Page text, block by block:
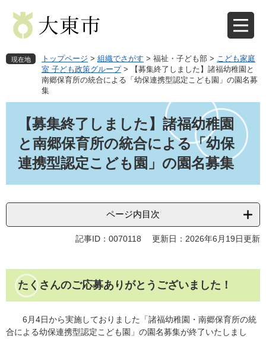
先
を 現在地 トップページ > 組織でさがす > 福祉・子ども部 > こども家庭
室 子ども政策グループ >
【募集終了しました】諸福幼稚園と
南郷保育所の統合による「幼保連携型認定こども園」の園名募
集
【募集終了しました】諸福幼稚園
と南郷保育所の統合による「幼保
連携型認定こども園」の園名募集
ページ内目次
記事ID：0070118 更新日：2026年6月19日更新
たくさんのご応募ありがとうございました！
6月4日から実施しておりました「諸福幼稚園・南郷保育所の統
合による幼保連携型認定こども園」の園名募集が終了いたしまし